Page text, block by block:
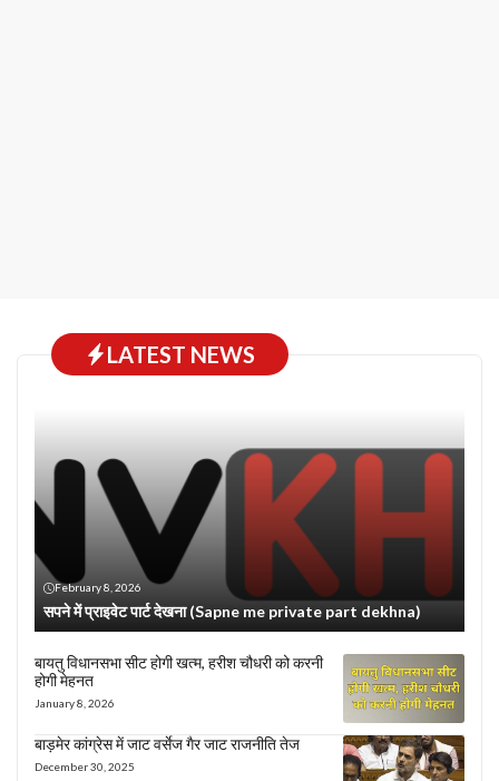
LATEST NEWS
February 8, 2026
सपने में प्राइवेट पार्ट देखना (Sapne me private part dekhna)
बायतु विधानसभा सीट होगी खत्म, हरीश चौधरी को करनी
होगी मेहनत
January 8, 2026
बाड़मेर कांग्रेस में जाट वर्सेज गैर जाट राजनीति तेज
December 30, 2025